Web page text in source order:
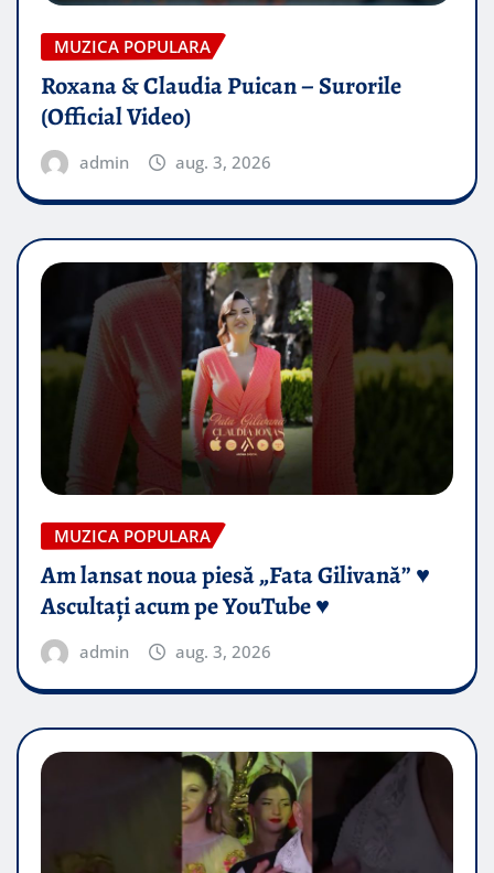
MUZICA POPULARA
Roxana & Claudia Puican – Surorile
(Official Video)
admin aug. 3, 2026
MUZICA POPULARA
Am lansat noua piesă „Fata Gilivană” ♥️
Ascultați acum pe YouTube ♥️
admin aug. 3, 2026